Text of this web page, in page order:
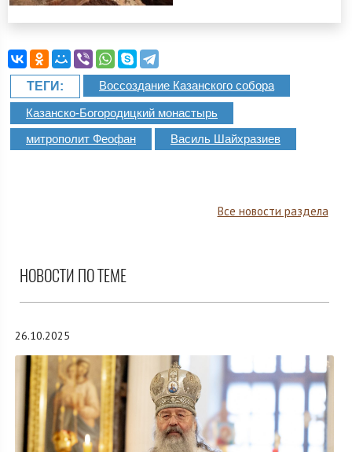
ТЕГИ: Воссоздание Казанского собора
Казанско-Богородицкий монастырь
митрополит Феофан
Василь Шайхразиев
Все новости раздела
НОВОСТИ ПО ТЕМЕ
26.10.2025